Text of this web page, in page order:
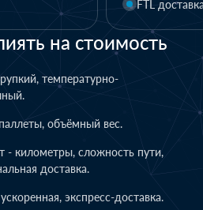
на стоимость
температурно-
объёмный вес.
- километры, сложность пути,
доставка.
экспресс-доставка.
LTL